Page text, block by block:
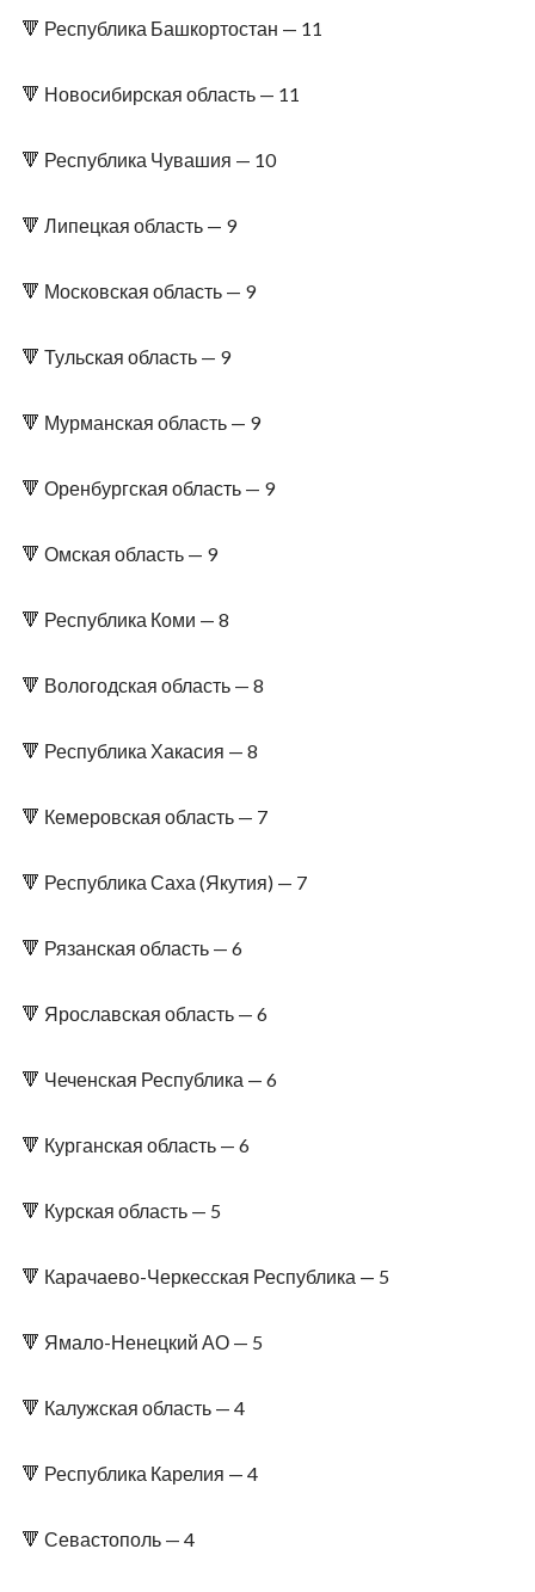
🔻 Республика Башкортостан — 11
🔻 Новосибирская область — 11
🔻 Республика Чувашия — 10
🔻 Липецкая область — 9
🔻 Московская область — 9
🔻 Тульская область — 9
🔻 Мурманская область — 9
🔻 Оренбургская область — 9
🔻 Омская область — 9
🔻 Республика Коми — 8
🔻 Вологодская область — 8
🔻 Республика Хакасия — 8
🔻 Кемеровская область — 7
🔻 Республика Саха (Якутия) — 7
🔻 Рязанская область — 6
🔻 Ярославская область — 6
🔻 Чеченская Республика — 6
🔻 Курганская область — 6
🔻 Курская область — 5
🔻 Карачаево-Черкесская Республика — 5
🔻 Ямало-Ненецкий АО — 5
🔻 Калужская область — 4
🔻 Республика Карелия — 4
🔻 Севастополь — 4